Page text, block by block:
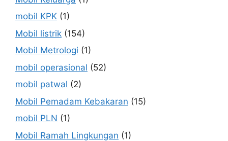
mobil KPK (1)
Mobil listrik (154)
Mobil Metrologi (1)
mobil operasional (52)
mobil patwal (2)
Mobil Pemadam Kebakaran (15)
mobil PLN (1)
Mobil Ramah Lingkungan (1)